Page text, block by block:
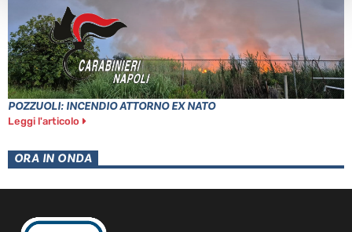
POZZUOLI: INCENDIO ATTORNO EX NATO
Leggi l'articolo
ORA IN ONDA